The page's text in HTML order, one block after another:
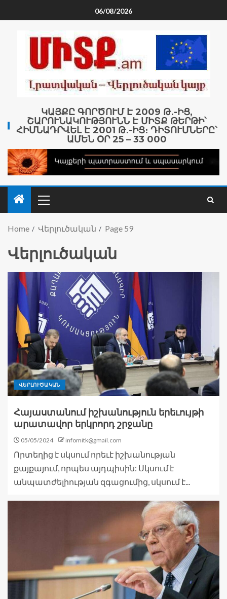
06/08/2026
ԿԱՅՔԸ ԳՈՐԾՈՒՄ Է 2009 Թ․-ԻՑ,
ՇԱՐՈՒՆԱԿՈՒԹՅՈՒՆՆ Է ՄԻՏՔ ԹԵՐԹԻ՝
ՀԻՄՆԱԴՐՎԵԼ Է 2001 Թ․-ԻՑ։ ԴԻՏՈՒՄՆԵՐԸ՝
ԱՄԵՆ ՕՐ 25 – 33 000
Home Վերլուծական Page 59
Վերլուծական
ՎԵՐԼՈՒԾԱԿԱՆ
Հայաստանում իշխանություն երեւույթի
արատավոր երկրորդ շրջանը
05/05/2024 infomitk@gmail.com
Որտեղից է սկսում որեւէ իշխանության
քայքայում, որպես այդպիսին: Սկսում է
անպատժելիության զգացումից, սկսում է...